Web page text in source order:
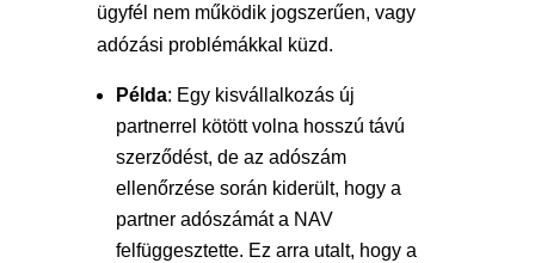
ügyfél nem működik jogszerűen, vagy
adózási problémákkal küzd.
Példa: Egy kisvállalkozás új
partnerrel kötött volna hosszú távú
szerződést, de az adószám
ellenőrzése során kiderült, hogy a
partner adószámát a NAV
felfüggesztette. Ez arra utalt, hogy a